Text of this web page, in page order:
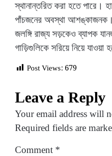
স্থানান্তরিত করা হতে পারে।
পাঁচজনের অবস্থা
জলঙ্গি রাজ্য সড়কেও ব্যাপক
গাড়িগুলিকে সরিয়ে নিয়ে যাওয়া
Post Views: 679
Leave a Reply
Your email address will
Required fields are
Comment *